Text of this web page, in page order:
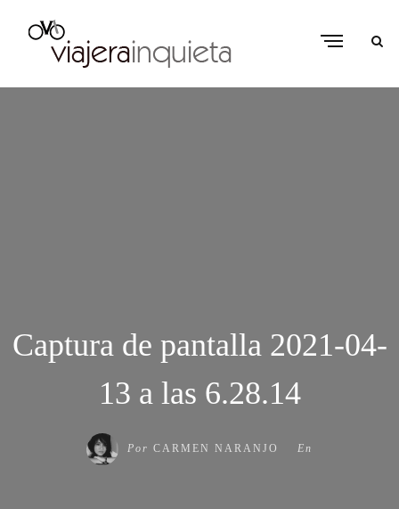
Captura de pantalla 2021-04-
13 a las 6.28.14
Por CARMEN NARANJO En